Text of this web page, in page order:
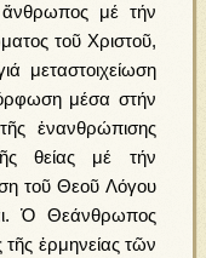
μέ τήν
τοῦ Χριστοῦ,
μεταστοιχείωση
μέσα στήν
ἐνανθρώπισης
θείας μέ τήν
τοῦ Θεοῦ Λόγου
Ὁ Θεάνθρωπος
τῆς ἑρμηνείας τῶν